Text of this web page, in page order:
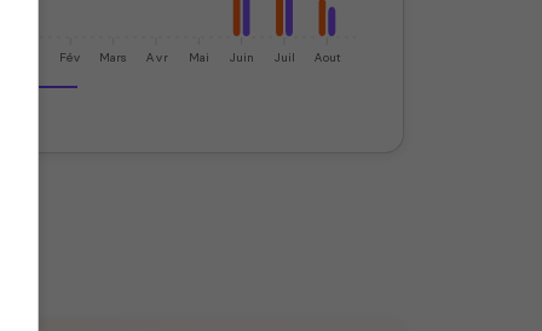
Fév Mars Avr Mai Juin Juil Aout